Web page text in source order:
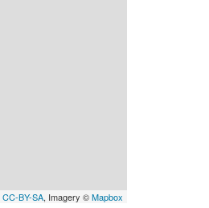
CC-BY-SA, Imagery ©Mapbox